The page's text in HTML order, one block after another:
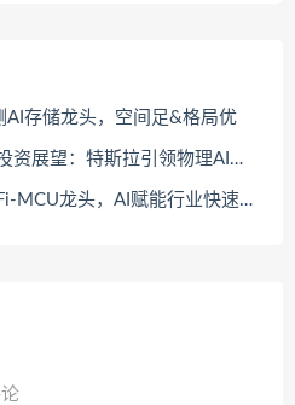
AI存储龙头，空间足&格局优
领物理AI产业变革，无人驾驶价值链及空间跃迁
龙头，AI赋能行业快速增长